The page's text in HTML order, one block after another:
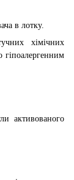
в лотку.
хімічних
гіпоалергенним
активованого